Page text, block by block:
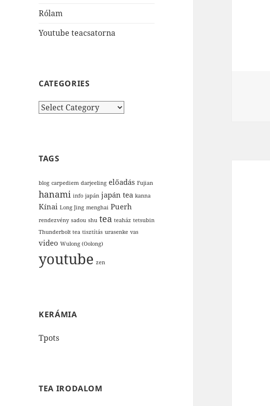
Rólam
Youtube teacsatorna
CATEGORIES
Categories
TAGS
blog carpediem darjeeling előadás Fujian
hanami info japán japán tea kanna
Kínai Long Jing menghai Puerh
rendezvény sadou shu tea teaház tetsubin
Thunderbolt tea tisztítás urasenke vas
video Wulong (Oolong)
youtube zen
KERÁMIA
Tpots
TEA IRODALOM